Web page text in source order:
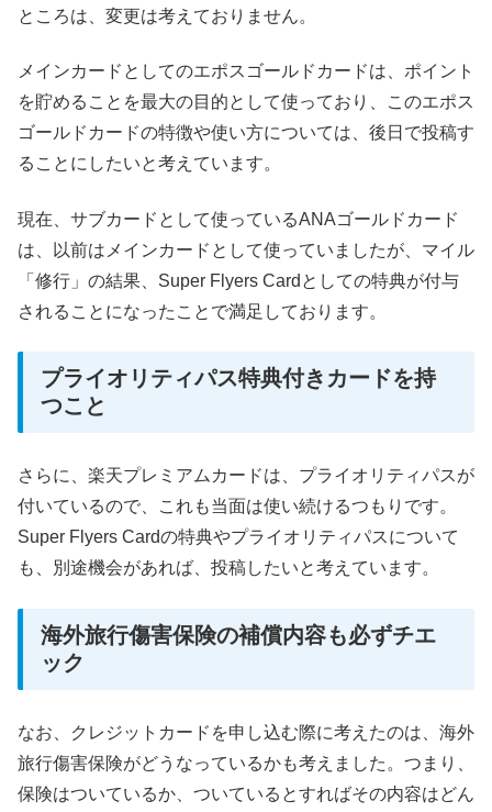
ところは、変更は考えておりません。
メインカードとしてのエポスゴールドカードは、ポイント
を貯めることを最大の目的として使っており、このエポス
ゴールドカードの特徴や使い方については、後日で投稿す
ることにしたいと考えています。
現在、サブカードとして使っているANAゴールドカード
は、以前はメインカードとして使っていましたが、マイル
「修行」の結果、Super Flyers Cardとしての特典が付与
されることになったことで満足しております。
プライオリティパス特典付きカードを持
つこと
さらに、楽天プレミアムカードは、プライオリティパスが
付いているので、これも当面は使い続けるつもりです。
Super Flyers Cardの特典やプライオリティパスについて
も、別途機会があれば、投稿したいと考えています。
海外旅行傷害保険の補償内容も必ずチエ
ック
なお、クレジットカードを申し込む際に考えたのは、海外
旅行傷害保険がどうなっているかも考えました。つまり、
保険はついているか、ついているとすればその内容はどん